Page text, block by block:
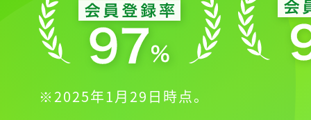
※2025年1月29日時点。